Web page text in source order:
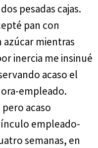
pesadas cajas.
pan con
mientras
inercia me insinué
acaso el
empleado.
acaso
empleado-
semanas, en